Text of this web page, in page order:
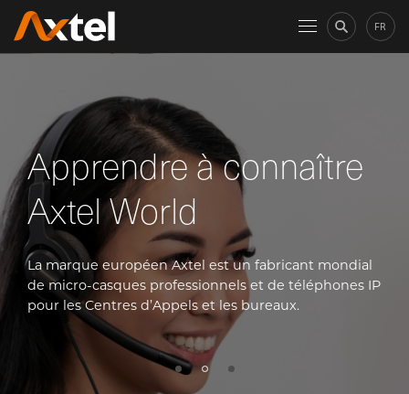
FR
Apprendre à connaître
Axtel World
La marque européen Axtel est un fabricant mondial
de micro-casques professionnels et de téléphones IP
pour les Centres d’Appels et les bureaux.